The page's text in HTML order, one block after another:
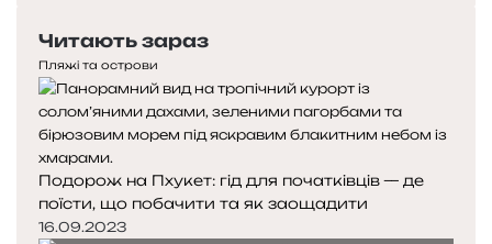
Читають зараз
Пляжі та острови
Подорож на Пхукет: гід для початківців — де
поїсти, що побачити та як заощадити
16.09.2023